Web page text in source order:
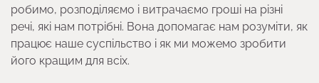
робимо, розподіляємо і витрачаємо гроші на різні
речі, які нам потрібні. Вона допомагає нам розуміти, як
працює наше суспільство і як ми можемо зробити
його кращим для всіх.